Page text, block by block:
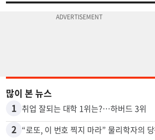
많이 본 뉴스
1 취업 잘되는 대학 1위는?…하버드 3위